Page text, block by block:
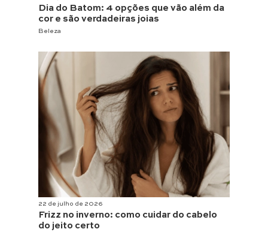
Dia do Batom: 4 opções que vão além da
cor e são verdadeiras joias
Beleza
22 de julho de 2026
Frizz no inverno: como cuidar do cabelo
do jeito certo